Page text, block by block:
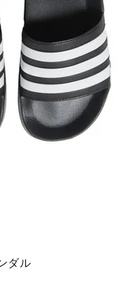
ダル